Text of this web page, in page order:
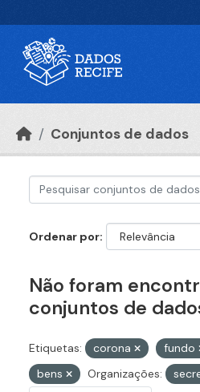
Conjuntos de dados
Ordenar por
Não foram
conjuntos de
Etiquetas: corona fundo
bens
Organizações: